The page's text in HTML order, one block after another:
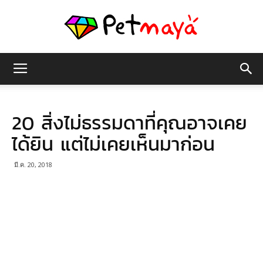
มายา
20 สิ่งไม่ธรรมดาที่คุณอาจเคย
ได้ยิน แต่ไม่เคยเห็นมาก่อน
มี.ค. 20, 2018